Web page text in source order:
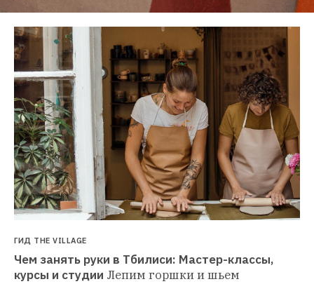
ГИД THE VILLAGE
Чем занять руки в Тбилиси: Мастер-классы,
курсы и студии Лепим горшки и шьем